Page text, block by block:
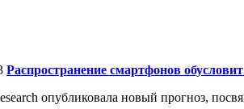
Распространение смартфонов
опубликовала новый прогноз,